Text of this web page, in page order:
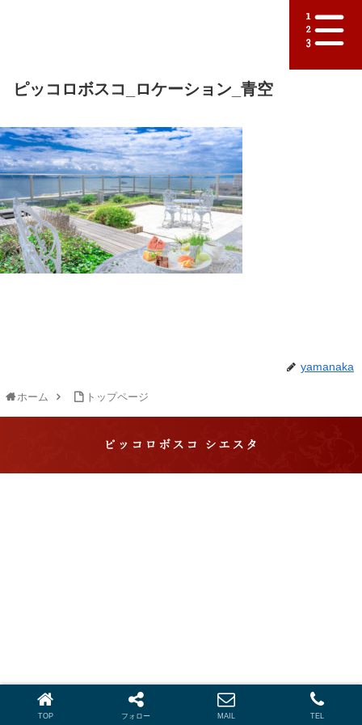
ピッコロボスコ_ロケーション_青空
yamanaka
ホーム トップページ
ピッコロボスコ シエスタ
格別のパーティーができるイタリアン
TOP フォロー MAIL TEL